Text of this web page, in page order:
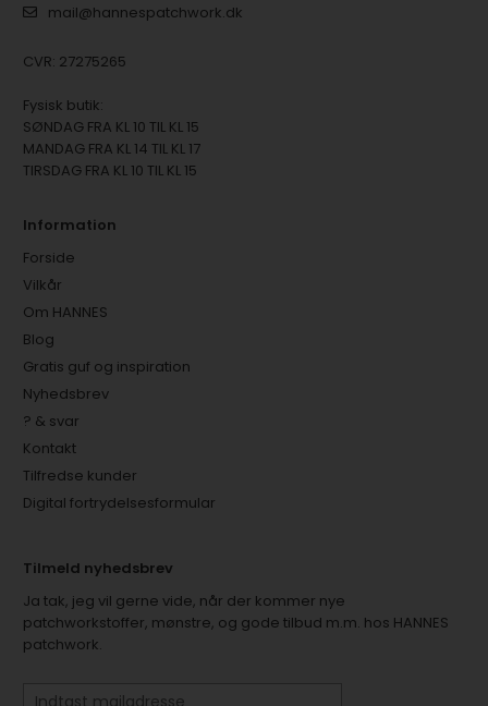
mail@hannespatchwork.dk
CVR: 27275265
Fysisk butik:
SØNDAG FRA KL 10 TIL KL 15
MANDAG FRA KL 14 TIL KL 17
TIRSDAG FRA KL 10 TIL KL 15
Information
Forside
Vilkår
Om HANNES
Blog
Gratis guf og inspiration
Nyhedsbrev
? & svar
Kontakt
Tilfredse kunder
Digital fortrydelsesformular
Tilmeld nyhedsbrev
Ja tak, jeg vil gerne vide, når der kommer nye
patchworkstoffer, mønstre, og gode tilbud m.m. hos HANNES
patchwork.